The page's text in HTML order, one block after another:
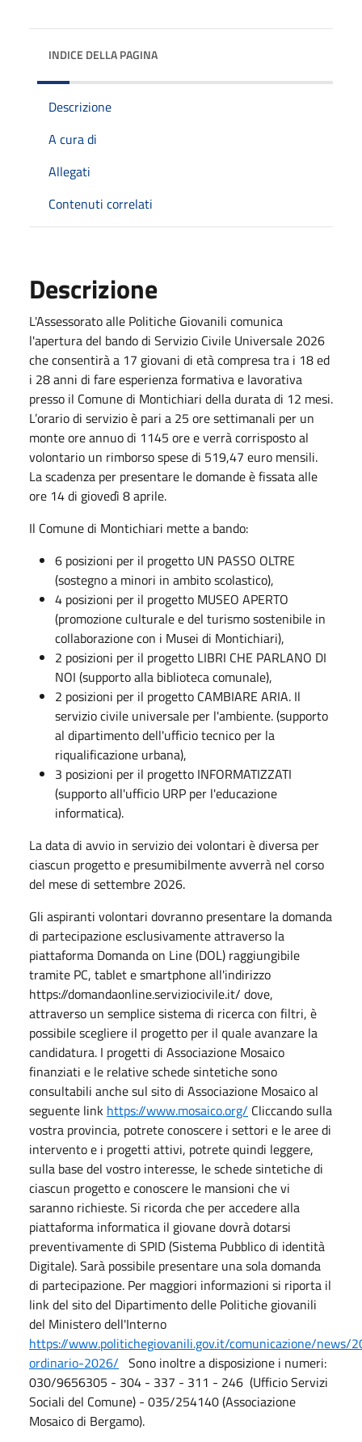
INDICE DELLA PAGINA
Descrizione
A cura di
Allegati
Contenuti correlati
Descrizione
L'Assessorato alle Politiche Giovanili comunica
l'apertura del bando di Servizio Civile Universale 2026
che consentirà a 17 giovani di età compresa tra i 18 ed
i 28 anni di fare esperienza formativa e lavorativa
presso il Comune di Montichiari della durata di 12 mesi.
L’orario di servizio è pari a 25 ore settimanali per un
monte ore annuo di 1145 ore e verrà corrisposto al
volontario un rimborso spese di 519,47 euro mensili.
La scadenza per presentare le domande è fissata alle
ore 14 di giovedì 8 aprile.
Il Comune di Montichiari mette a bando:
6 posizioni per il progetto UN PASSO OLTRE
(sostegno a minori in ambito scolastico),
4 posizioni per il progetto MUSEO APERTO
(promozione culturale e del turismo sostenibile in
collaborazione con i Musei di Montichiari),
2 posizioni per il progetto LIBRI CHE PARLANO DI
NOI (supporto alla biblioteca comunale),
2 posizioni per il progetto CAMBIARE ARIA. Il
servizio civile universale per l'ambiente. (supporto
al dipartimento dell'ufficio tecnico per la
riqualificazione urbana),
3 posizioni per il progetto INFORMATIZZATI
(supporto all'ufficio URP per l'educazione
informatica).
La data di avvio in servizio dei volontari è diversa per
ciascun progetto e presumibilmente avverrà nel corso
del mese di settembre 2026.
Gli aspiranti volontari dovranno presentare la domanda
di partecipazione esclusivamente attraverso la
piattaforma Domanda on Line (DOL) raggiungibile
tramite PC, tablet e smartphone all'indirizzo
https://domandaonline.serviziocivile.it/ dove,
attraverso un semplice sistema di ricerca con filtri, è
possibile scegliere il progetto per il quale avanzare la
candidatura. I progetti di Associazione Mosaico
finanziati e le relative schede sintetiche sono
consultabili anche sul sito di Associazione Mosaico al
seguente link https://www.mosaico.org/ Cliccando sulla
vostra provincia, potrete conoscere i settori e le aree di
intervento e i progetti attivi, potrete quindi leggere,
sulla base del vostro interesse, le schede sintetiche di
ciascun progetto e conoscere le mansioni che vi
saranno richieste. Si ricorda che per accedere alla
piattaforma informatica il giovane dovrà dotarsi
preventivamente di SPID (Sistema Pubblico di identità
Digitale). Sarà possibile presentare una sola domanda
di partecipazione. Per maggiori informazioni si riporta il
link del sito del Dipartimento delle Politiche giovanili
del Ministero dell'Interno
https://www.politichegiovanili.gov.it/comunicazione/news/
ordinario-2026/ Sono inoltre a disposizione i numeri:
030/9656305 - 304 - 337 - 311 - 246 (Ufficio Servizi
Sociali del Comune) - 035/254140 (Associazione
Mosaico di Bergamo).